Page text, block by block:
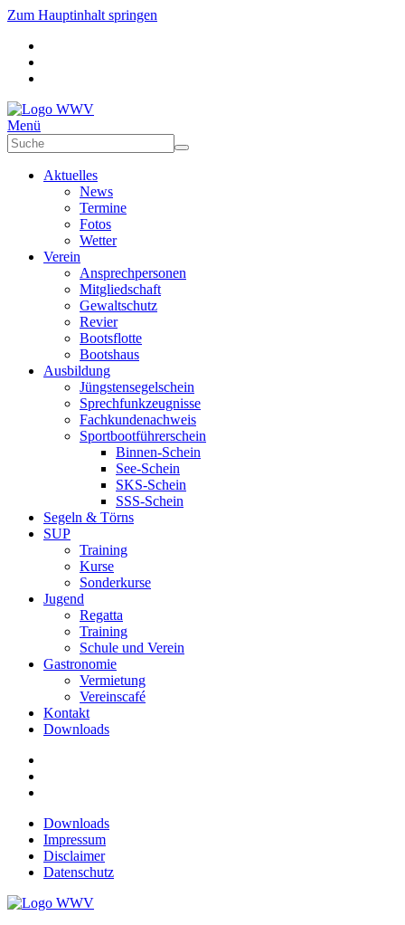
Zum Hauptinhalt springen
Menü
Aktuelles
News
Termine
Fotos
Wetter
Verein
Ansprechpersonen
Mitgliedschaft
Gewaltschutz
Revier
Bootsflotte
Bootshaus
Ausbildung
Jüngstensegelschein
Sprechfunkzeugnisse
Fachkundenachweis
Sportbootführerschein
Binnen-Schein
See-Schein
SKS-Schein
SSS-Schein
Segeln & Törns
SUP
Training
Kurse
Sonderkurse
Jugend
Regatta
Training
Schule und Verein
Gastronomie
Vermietung
Vereinscafé
Kontakt
Downloads
Downloads
Impressum
Disclaimer
Datenschutz